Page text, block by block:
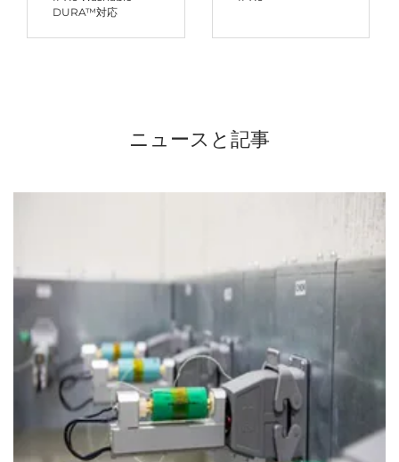
DURA™対応
ニュースと記事